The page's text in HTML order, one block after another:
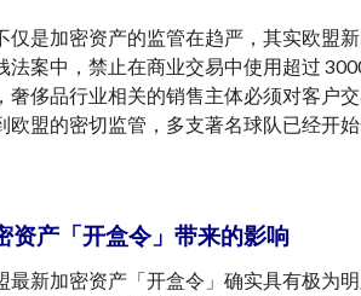
仅是加密资产的监管在趋严，其实欧盟
法案中，禁止在商业交易中使用超过
奢侈品行业相关的销售主体必须对客户
欧盟的密切监管，多支著名球队已经开
资产「开盒令」带来的影响
最新加密资产「开盒令」确实具有极为